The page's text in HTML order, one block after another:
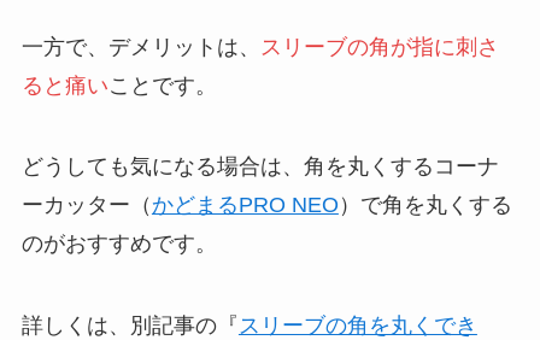
一方で、デメリットは、
スリーブの角が指に刺さ
ると痛いことです。
どうしても気になる場合は、角を丸くするコーナ
ーカッター（かどまるPRO NEO ）で角を丸くする
のがおすすめです。
詳しくは、別記事の『スリーブの角を丸くでき